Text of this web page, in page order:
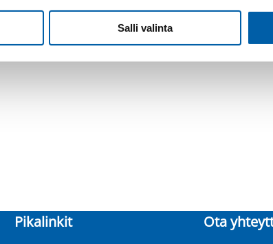
Salli valinta
Pikalinkit Ota